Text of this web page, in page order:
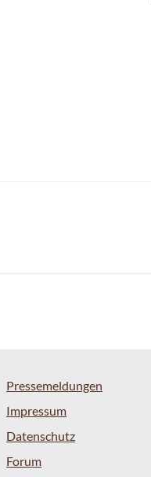
Pressemeldungen
Impressum
Datenschutz
Forum